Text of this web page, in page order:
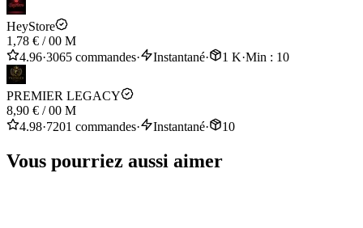
HeyStore
1,78 € /00 M
4.96·3065 commandes· Instantané· 1 K·Min : 10
PREMIER LEGACY
8,90 € /00 M
4.98·7201 commandes· Instantané· 10
Vous pourriez aussi aimer